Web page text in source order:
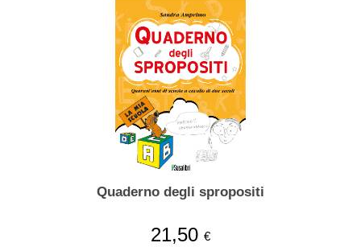
Quaderno degli spropositi
21,50 €